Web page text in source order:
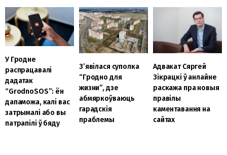
У Гродне
распрацавалі
дадатак
“GrodnoSOS”: ён
дапаможа, калі вас
затрымалі або вы
патрапілі ў бяду
З’явілася суполка
“Гродно для
жизни”, дзе
абмяркоўваюць
гарадскія
праблемы
Адвакат Сяргей
Зікрацкі ў анлайне
раскажа пра новыя
правілы
каментавання на
сайтах